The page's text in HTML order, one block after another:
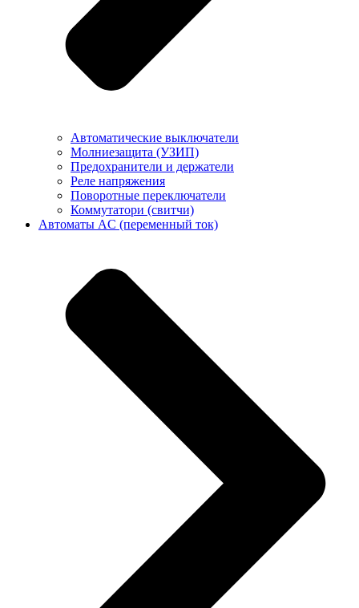
Автоматические выключатели
Молниезащита (УЗИП)
Предохранители и держатели
Реле напряжения
Поворотные переключатели
Коммутатори (свитчи)
Автоматы AC (переменный ток)